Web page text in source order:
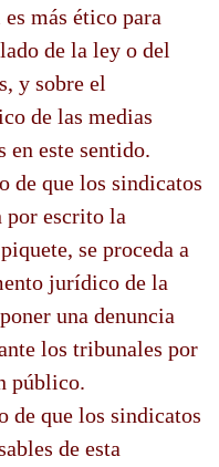
más ético para
de la ley o del
y sobre el
de las medias
en este sentido.
de que los sindicatos
por escrito la
se proceda a
jurídico de la
una denuncia
los tribunales por
público.
de que los sindicatos
de esta